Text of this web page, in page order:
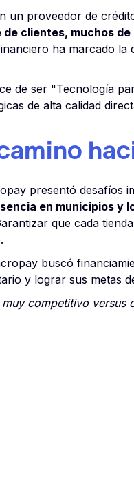
un proveedor de
clientes, muchos
ha marcado
de ser "Tecnología
de alta calidad
presentó desafíos
en municipios y
que cada
buscó
y lograr sus metas
competitivo